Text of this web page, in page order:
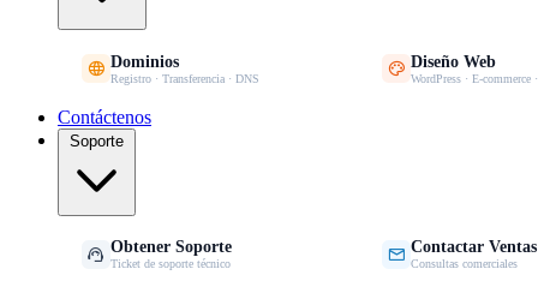
 Dominios
Registro · Transferencia · DNS  Diseño Web
WordPress · E-commerce
Contáctenos
Soporte
 Obtener Soporte
Ticket de soporte técnico  Contactar Ventas
Consultas comerciales